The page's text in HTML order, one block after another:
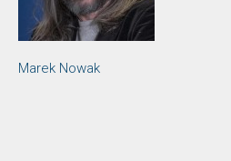
Marek Nowak